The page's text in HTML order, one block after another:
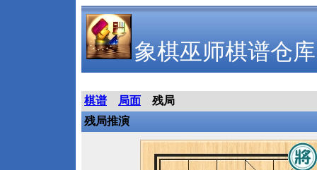
象棋巫师棋谱仓库
棋谱 局面
残局
残局推演